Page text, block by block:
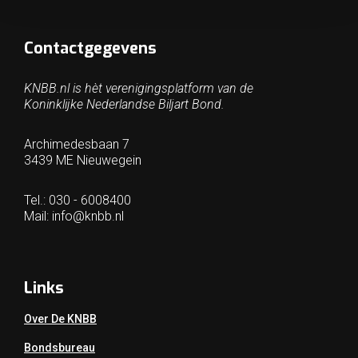
Contactgegevens
KNBB.nl is hèt verenigingsplatform van de
Koninklijke Nederlandse Biljart Bond.
Archimedesbaan 7
3439 ME Nieuwegein
Tel.: 030 - 6008400
Mail: info@knbb.nl
Links
Over De KNBB
Bondsbureau